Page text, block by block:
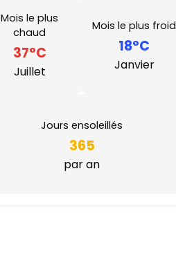
Mois le plus
chaud
37°C
Juillet
Mois le plus froid
18°C
Janvier
Jours ensoleillés
365
par an